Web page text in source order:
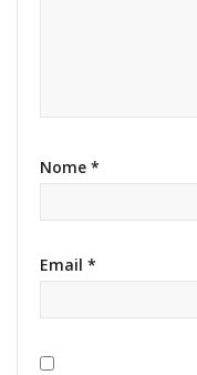
Nome *
Email *